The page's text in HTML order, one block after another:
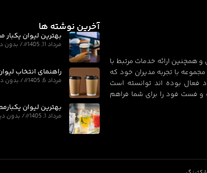
همچنین ارائه خدمات مرتبط با
با تجربه مدیران خود که
فعال بوده اند توانسته است
و فست فود را برای شما فراهم
آخرین نوشته ها
بهترین لیوان
مرداد 11, 1405 بدون
راهنمای انتخاب
مرداد 6, 1405 بدون
بهترین لیوان
مرداد 1, 1405 بدون